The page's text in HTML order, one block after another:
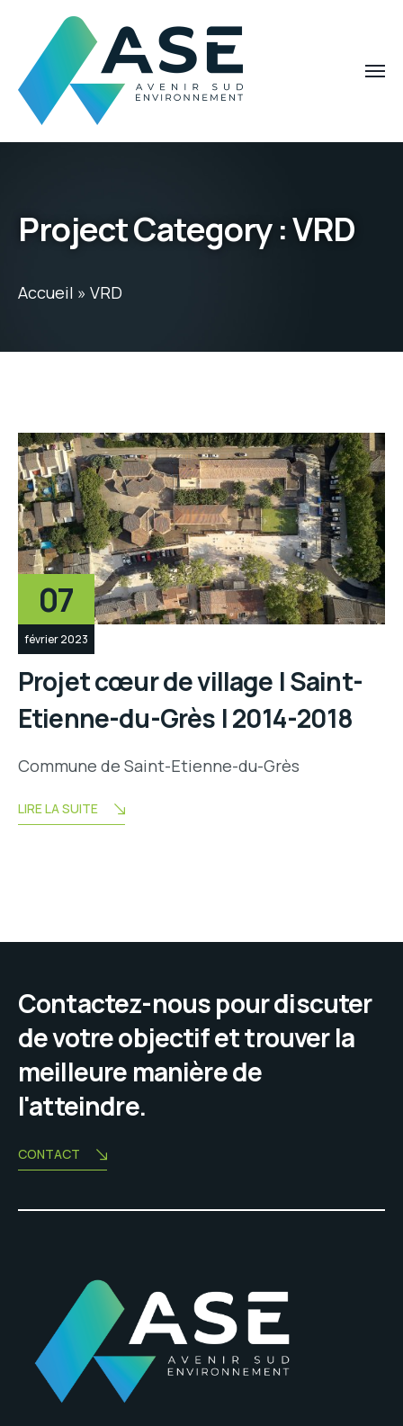
Project Category :VRD
Accueil » VRD
07
février 2023
Projet cœur de village | Saint-
Etienne-du-Grès | 2014-2018
Commune de Saint-Etienne-du-Grès
LIRE LA SUITE
Contactez-nous pour discuter
de votre objectif et trouver la
meilleure manière de
l'atteindre.
CONTACT